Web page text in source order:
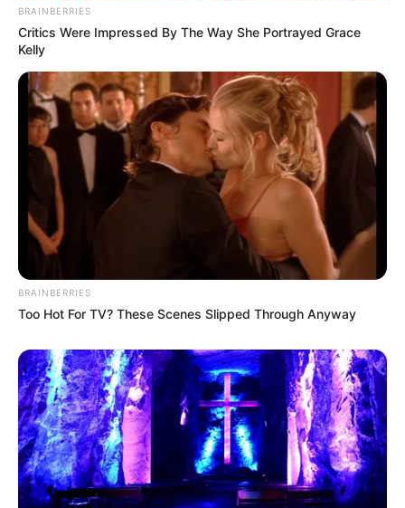
BRAINBERRIES
Critics Were Impressed By The Way She Portrayed Grace
Kelly
BRAINBERRIES
Too Hot For TV? These Scenes Slipped Through Anyway